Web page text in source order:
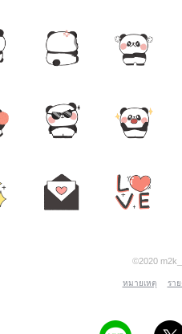
©2020
หมายเหตุ รา